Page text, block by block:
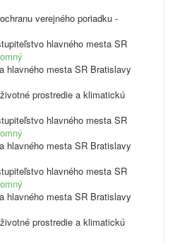
verejného poriadku -
hlavného mesta SR
hlavného mesta SR Bratislavy
prostredie a klimatickú
hlavného mesta SR
hlavného mesta SR Bratislavy
hlavného mesta SR
hlavného mesta SR Bratislavy
prostredie a klimatickú